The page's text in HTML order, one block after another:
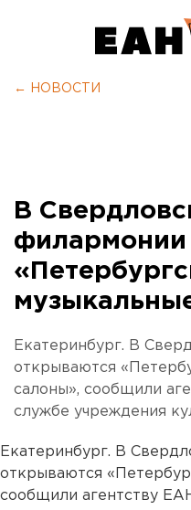
← НОВОСТИ
В
филармонии
Екатеринбург. В
открываются
салоны», сообщили
службе учреждения
Екатеринбург. В
открываются
сообщили агентству